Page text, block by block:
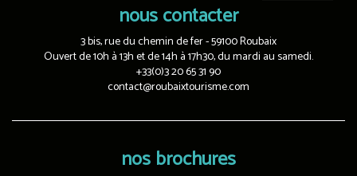
nous contacter
3 bis, rue du chemin de fer - 59100 Roubaix
Ouvert de 10h à 13h et de 14h à 17h30, du mardi au samedi.
+33(0)3 20 65 31 90
contact@roubaixtourisme.com
nos brochures